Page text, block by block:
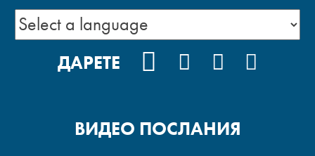
ДАРЕТЕ FACEBOOK
INSTAGRAM
YOUTUBE
ВИДЕО ПОСЛАНИЯ